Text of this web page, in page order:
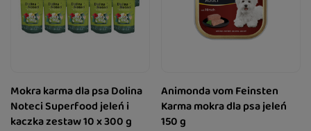
Mokra karma dla psa Dolina
Noteci Superfood jeleń i
kaczka zestaw 10 x 300 g
Animonda vom Feinsten
Karma mokra dla psa jeleń
150 g